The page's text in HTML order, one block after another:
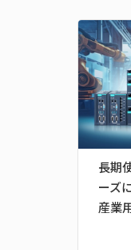
長期
ーズ
産業